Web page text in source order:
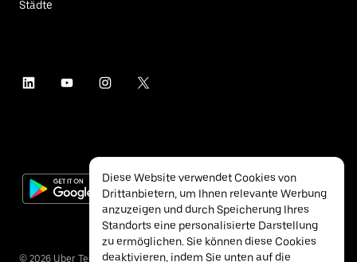
Städte
© 2026 Uber Technologies Inc.
Diese Website verwendet Cookies von
Drittanbietern, um Ihnen relevante Werbung
anzuzeigen und durch Speicherung Ihres
Standorts eine personalisierte Darstellung
zu ermöglichen. Sie können diese Cookies
deaktivieren, indem Sie unten auf die